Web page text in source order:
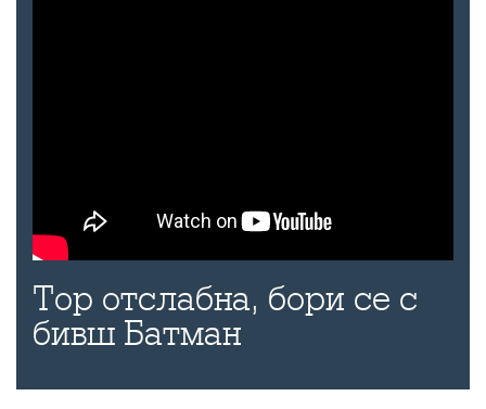
Тор отслабна, бори се с
бивш Батман